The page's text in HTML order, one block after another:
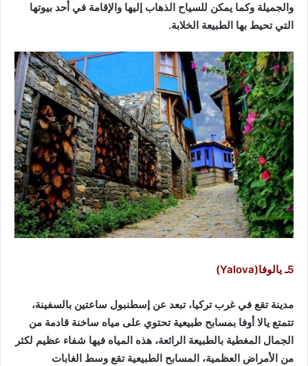
والجميلة وكما يمكن للسياح الذهاب إليها والإقامة في أحد بيوتها
التي تحيط بها الطبيعة الخلابة.
5ـ يالوفا(Yalova)
مدينة تقع في غرب تركيا، تبعد عن إسطنبول ساعتين بالسفينة،
تتمتع يالا أوفا بمسابح طبيعية تحتوي على مياه ساخنة قادمة من
الجمال المغطية بالطبيعة الرائعة، هذه المياه فيها شفاء عظيم لكثر
من الأمراض العظمية، المسابح الطبيعية تقع وسط الغابات